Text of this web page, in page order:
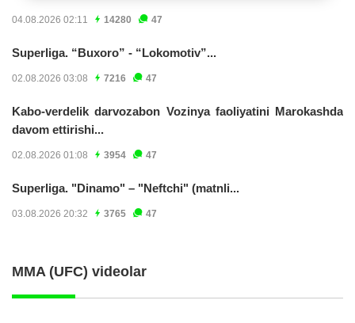
04.08.2026 02:11 14280 47
Superliga. “Buxoro” - “Lokomotiv”...
02.08.2026 03:08 7216 47
Kabo-verdelik darvozabon Vozinya faoliyatini Marokashda
davom ettirishi...
02.08.2026 01:08 3954 47
Superliga. "Dinamo" – "Neftchi" (matnli...
03.08.2026 20:32 3765 47
MMA (UFC) videolar